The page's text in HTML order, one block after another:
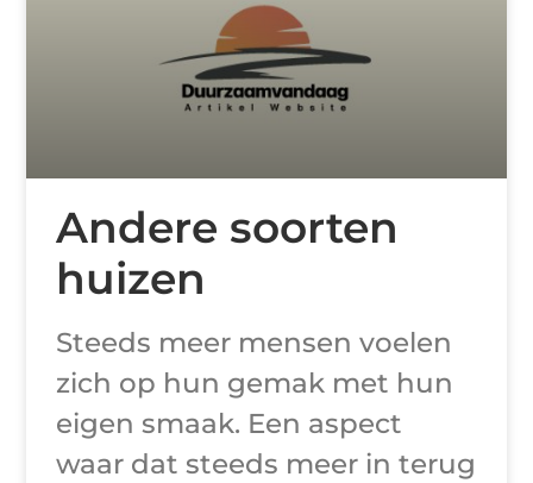
Andere soorten
huizen
Steeds meer mensen voelen
zich op hun gemak met hun
eigen smaak. Een aspect
waar dat steeds meer in terug